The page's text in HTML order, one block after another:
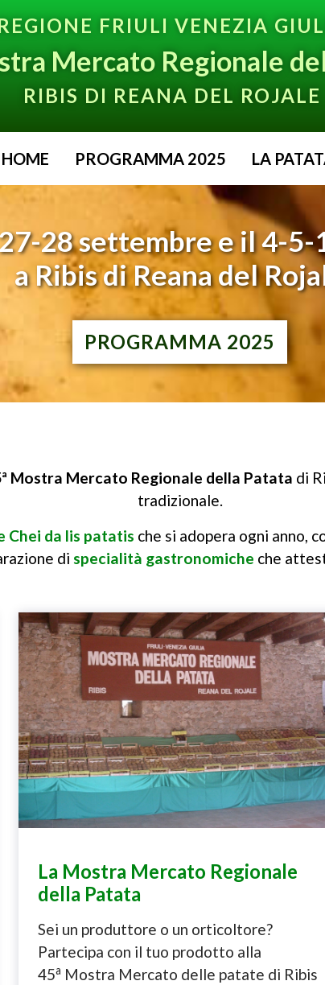
FRIULI VENEZIA
Mercato Regionale
RIBIS DI REANA DEL ROJALE
HOME PROGRAMMA 2025 LA
28 settembre e il 4-
a Ribis di Reana del
PROGRAMMA 2025
Mostra Mercato Regionale della Patata di
tradizionale.
Chei da lis patatis che si adopera ogni anno,
di specialità gastronomiche che
La Mostra Mercato Regionale
della Patata
Sei un produttore o un orticoltore?
Partecipa con il tuo prodotto alla
45a Mostra Mercato delle patate di Ribis